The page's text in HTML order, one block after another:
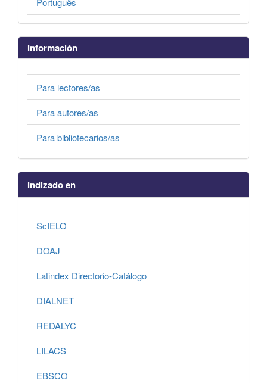
Información
Para lectores/as
Para autores/as
Para bibliotecarios/as
Indizado en
ScIELO
DOAJ
Latindex Directorio-Catálogo
DIALNET
REDALYC
LILACS
EBSCO